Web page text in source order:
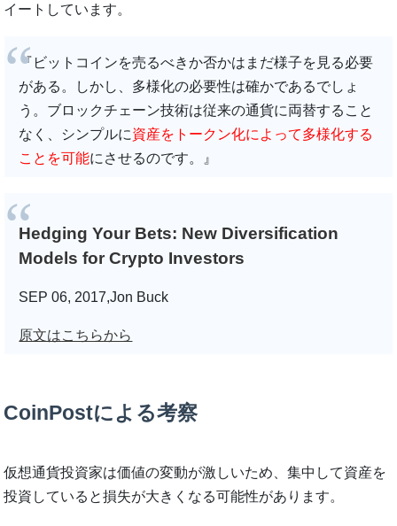
イートしています。
『ビットコインを売るべきか否かはまだ様子を見る必要
がある。しかし、多様化の必要性は確かであるでしょ
う。ブロックチェーン技術は従来の通貨に両替すること
なく、シンプルに資産をトークン化によって多様化する
ことを可能にさせるのです。』
Hedging Your Bets: New Diversification
Models for Crypto Investors
SEP 06, 2017,Jon Buck
原文はこちらから
CoinPostによる考察
仮想通貨投資家は価値の変動が激しいため、集中して資産を
投資していると損失が大きくなる可能性があります。